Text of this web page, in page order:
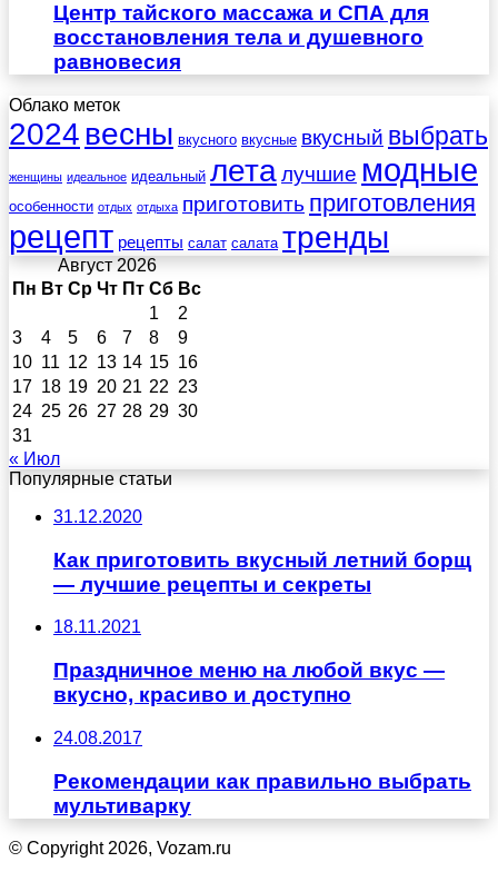
Центр тайского массажа и СПА для
восстановления тела и душевного
равновесия
Облако меток
2024 весны вкусного вкусные вкусный выбрать
женщины идеальное идеальный леталучшие модные
особенности отдых отдыха приготовить приготовления
рецепт рецепты салат салата тренды
Август 2026
Пн Вт Ср Чт Пт Сб Вс
1
2
3
4 5 6 7 8
9
10 11 12 13 14 15 16
17 18 19 20 21 22 23
24 25 26 27 28 29 30
31
« Июл
Популярные статьи
31.12.2020
Как приготовить вкусный летний борщ
— лучшие рецепты и секреты
18.11.2021
Праздничное меню на любой вкус —
вкусно, красиво и доступно
24.08.2017
Рекомендации как правильно выбрать
мультиварку
© Copyright 2026, Vozam.ru